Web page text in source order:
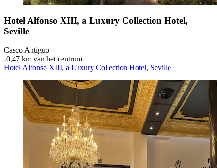
Hotel Alfonso XIII, a Luxury Collection Hotel,
Seville
Casco Antiguo
‐0,47 km van het centrum
Hotel Alfonso XIII, a Luxury Collection Hotel, Seville